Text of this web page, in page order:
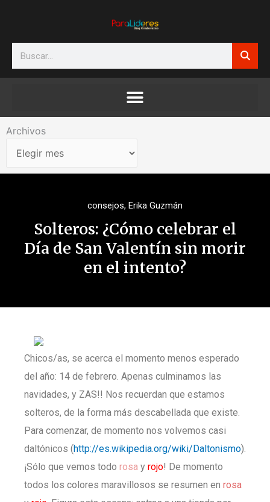
Search
Archivos
Archivos
consejos, Erika Guzmán
Solteros: ¿Cómo celebrar el
Día de San Valentín sin morir
en el intento?
Chicos/as, se acerca el momento menos esperado
del año: 14 de febrero. Apenas culminamos las
navidades, y ZAS!! Nos recuerdan que estamos
solteros, de la forma más descabellada que existe.
Para comenzar, de momento nos volvemos casi
daltónicos (http://es.wikipedia.org/wiki/Daltonismo).
¡Sólo que vemos todo rosa y rojo! De momento
todos los colores maravillosos se resumen en rosa